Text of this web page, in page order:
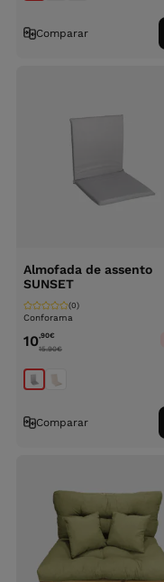
Comparar
Almofada de assento
SUNSET
Conforama
(0)
10,90€
15.90€
Comparar